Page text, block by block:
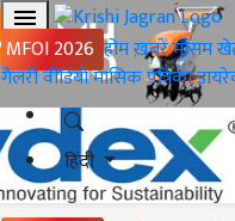
MFOI 2026 होमख़बरेंमौसम
गैलरीवीडियोमासिक पत्रिका
हिंदी